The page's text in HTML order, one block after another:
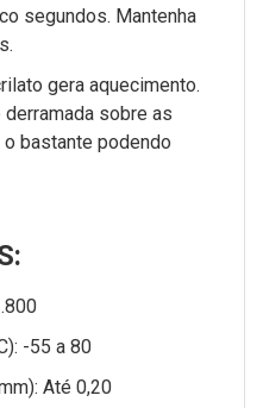
segundos. Mantenha
gera aquecimento.
sobre as
bastante podendo
-55 a 80
Até 0,20